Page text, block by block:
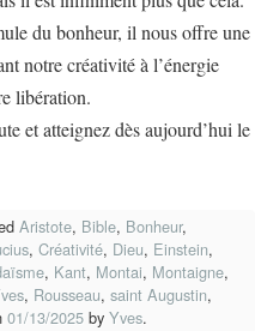
du bonheur, il nous offre une
notre créativité à l’énergie
libération.
et atteignez dès aujourd’hui le
Aristote, Bible, Bonheur,
, Créativité, Dieu, Einstein,
, Kant, Montai, Montaigne,
, Rousseau, saint Augustin,
01/13/2025 by Yves.